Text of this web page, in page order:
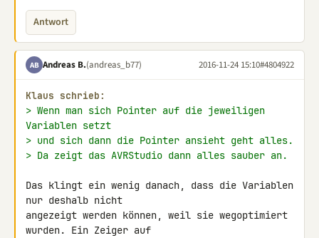
Antwort
AB Andreas B.(andreas_b77) 2016-11-24 15:10#4804922
Klaus schrieb:
> Wenn man sich Pointer auf die jeweiligen
Variablen setzt
> und sich dann die Pointer ansieht geht alles.
> Da zeigt das AVRStudio dann alles sauber an.
Das klingt ein wenig danach, dass die Variablen
nur deshalb nicht
angezeigt werden können, weil sie wegoptimiert
wurden. Ein Zeiger auf